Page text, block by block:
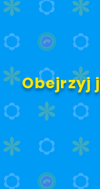
Obejrzyj